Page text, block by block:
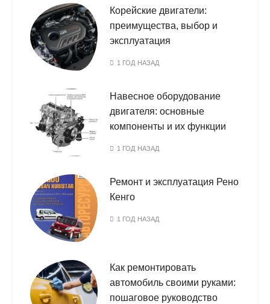
Корейские двигатели:
преимущества, выбор и
эксплуатация
1 ГОД НАЗАД
Навесное оборудование
двигателя: основные
компоненты и их функции
1 ГОД НАЗАД
Ремонт и эксплуатация Рено
Кенго
1 ГОД НАЗАД
Как ремонтировать
автомобиль своими руками:
пошаговое руководство